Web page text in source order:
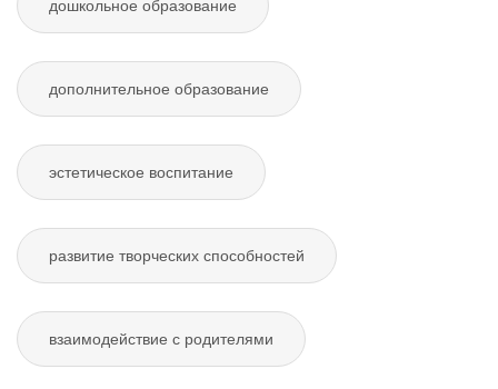
дошкольное образование
дополнительное образование
эстетическое воспитание
развитие творческих способностей
взаимодействие с родителями